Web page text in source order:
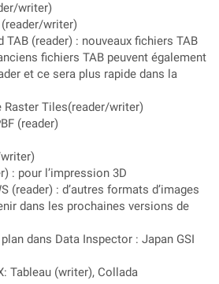
writer)
writer)
TAB (reader) : nouveaux fichiers TAB
fichiers TAB peuvent également
et ce sera plus rapide dans la
Raster Tiles(reader/writer)
(reader)
: pour l’impression 3D
(reader) : d’autres formats d’images
dans les prochaines versions de
dans Data Inspector : Japan GSI
Tableau (writer), Collada